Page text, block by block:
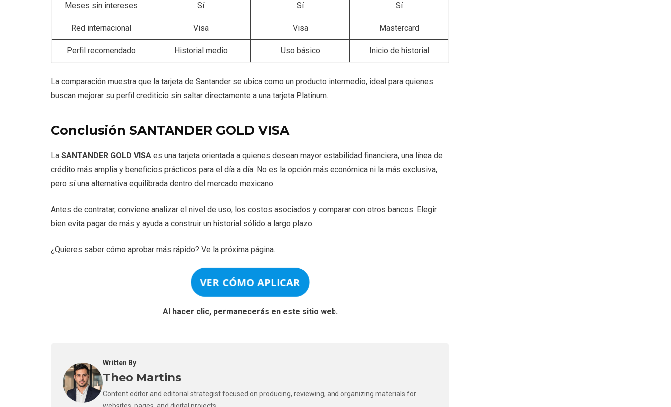
Meses sin intereses Sí Sí Sí
Red internacional Visa Visa Mastercard
Perfil recomendado Historial medio Uso básico Inicio de historial
La comparación muestra que la tarjeta de Santander se ubica como un producto intermedio, ideal para quienes
buscan mejorar su perfil crediticio sin saltar directamente a una tarjeta Platinum.
Conclusión SANTANDER GOLD VISA
La SANTANDER GOLD VISA es una tarjeta orientada a quienes desean mayor estabilidad financiera, una línea de
crédito más amplia y beneficios prácticos para el día a día. No es la opción más económica ni la más exclusiva,
pero sí una alternativa equilibrada dentro del mercado mexicano.
Antes de contratar, conviene analizar el nivel de uso, los costos asociados y comparar con otros bancos. Elegir
bien evita pagar de más y ayuda a construir un historial sólido a largo plazo.
¿Quieres saber cómo aprobar más rápido? Ve la próxima página.
VER CÓMO APLICAR
Al hacer clic, permanecerás en este sitio web.
Written By
Theo Martins
Content editor and editorial strategist focused on producing, reviewing, and organizing materials for
websites, pages, and digital projects.